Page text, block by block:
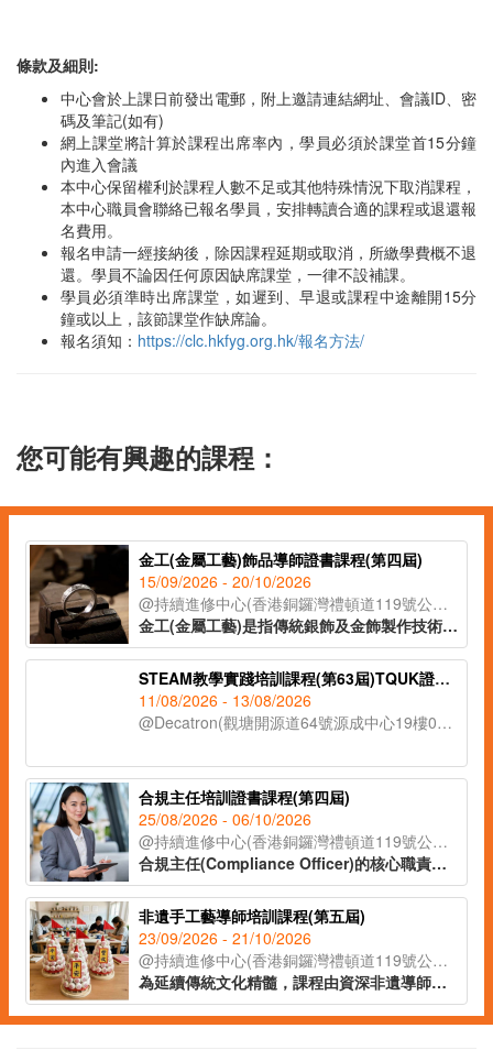
條款及細則:
中心會於上課日前發出電郵，附上邀請連結網址、會議ID、密
碼及筆記(如有)
網上課堂將計算於課程出席率內，學員必須於課堂首15分鐘
內進入會議
本中心保留權利於課程人數不足或其他特殊情況下取消課程，
本中心職員會聯絡已報名學員，安排轉讀合適的課程或退還報
名費用。
報名申請一經接納後，除因課程延期或取消，所繳學費概不退
還。學員不論因任何原因缺席課堂，一律不設補課。
學員必須準時出席課堂，如遲到、早退或課程中途離開15分
鐘或以上，該節課堂作缺席論。
報名須知： https://clc.hkfyg.org.hk/報名方法/
您可能有興趣的課程：
金工(金屬工藝)飾品導師證書課程(第四屆)
15/09/2026 - 20/10/2026
@持續進修中心(香港銅鑼灣禮頓道119號公理堂大樓21-23樓)
金工(金屬工藝)是指傳統銀飾及金飾製作技術，從一塊銀片開始，循序漸進地打造出各種設計與風格的首飾。課程將會教授各種金工器具的使用方法，學員將在導師的指導下，完成五款獨特的金工作品。課程亦將講解熔銀處理的過程及金工手工藝的教學技巧，適合有興趣創業、從事手工藝教學工作或投身金工飾品行業人士報讀。
STEAM教學實踐培訓課程(第63屆)TQUK證書申請
11/08/2026 - 13/08/2026
@Decatron(觀塘開源道64號源成中心19樓03室)
合規主任培訓證書課程(第四屆)
25/08/2026 - 06/10/2026
@持續進修中心(香港銅鑼灣禮頓道119號公理堂大樓21-23樓)
合規主任(Compliance Officer)的核心職責在於監督公司日常運作，確保業務流程符合各項法例要求及行業標準，亦要了解監管機構的政策取向和整個監管環境的轉變，從而為公司制定監測程序及指引，提供建議及支援。課程由專業導師講授有關合規主任的職責、風險管理、處理公司內部合規問題等知識，為有意投身合規行業人士提供基礎培訓及行業知識，成為開拓職涯的助力。
非遺手工藝導師培訓課程(第五屆)
23/09/2026 - 21/10/2026
@持續進修中心(香港銅鑼灣禮頓道119號公理堂大樓21-23樓)
為延續傳統文化精髓，課程由資深非遺導師授課，帶領學員深入了解各類非遺工藝的歷史背景與教學技巧。學員更可於課堂中親手製作不同非遺作品，親身體驗傳統工藝的魅力。完成課程後，學員將獲頒 IAEA國際教育認證聯盟學習證書，為日後成為非遺手工藝導師奠定基礎。